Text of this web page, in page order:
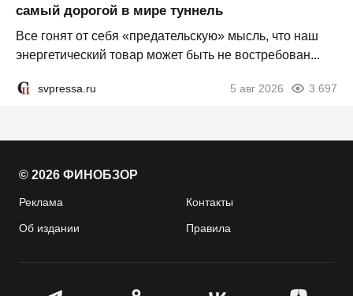
самый дорогой в мире туннель
Все гонят от себя «предательскую» мысль, что наш
энергетический товар может быть не востребован...
svpressa.ru 5 авг 2026 3 697
© 2026 ФИНОБЗОР
Реклама Контакты
Об издании Правила